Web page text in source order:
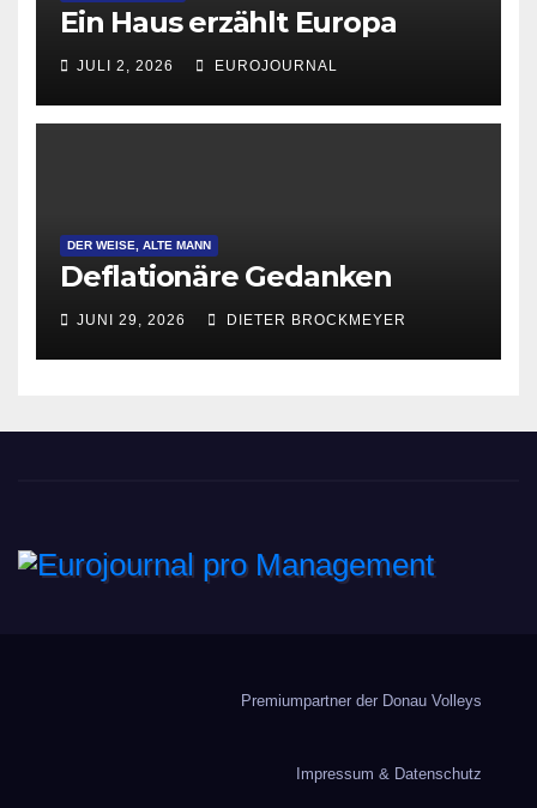
Ein Haus erzählt Europa
JULI 2, 2026 EUROJOURNAL
DER WEISE, ALTE MANN
Deflationäre Gedanken
JUNI 29, 2026 DIETER BROCKMEYER
Premiumpartner der Donau Volleys
Impressum & Datenschutz